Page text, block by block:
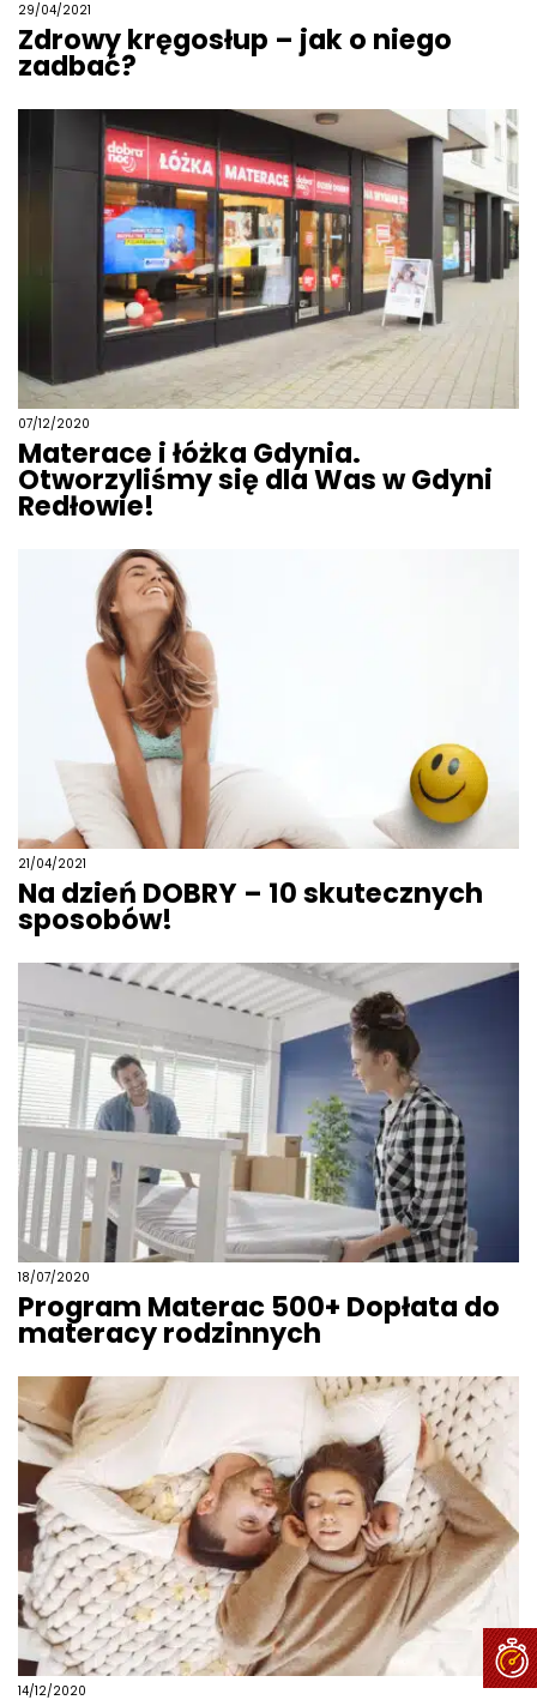
29/04/2021
Zdrowy kręgosłup – jak o niego
zadbać?
07/12/2020
Materace i łóżka Gdynia.
Otworzyliśmy się dla Was w Gdyni
Redłowie!
21/04/2021
Na dzień DOBRY – 10 skutecznych
sposobów!
18/07/2020
Program Materac 500+ Dopłata do
materacy rodzinnych
14/12/2020